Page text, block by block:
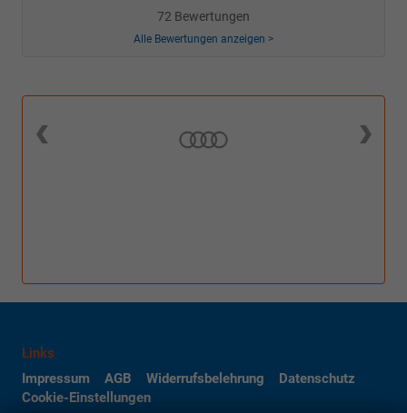
72 Bewertungen
Alle Bewertungen anzeigen >
Links
Impressum
AGB Widerrufsbelehrung
Datenschutz
Cookie-Einstellungen